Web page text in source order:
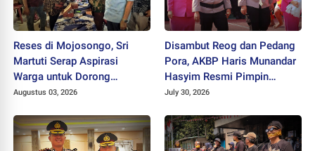
Reses di Mojosongo, Sri
Martuti Serap Aspirasi
Warga untuk Dorong
Ekonomi Kreatif dan Kota
Augustus 03, 2026
Disambut Reog dan Pedang
Pora, AKBP Haris Munandar
Hasyim Resmi Pimpin
Polres Wonogiri
July 30, 2026